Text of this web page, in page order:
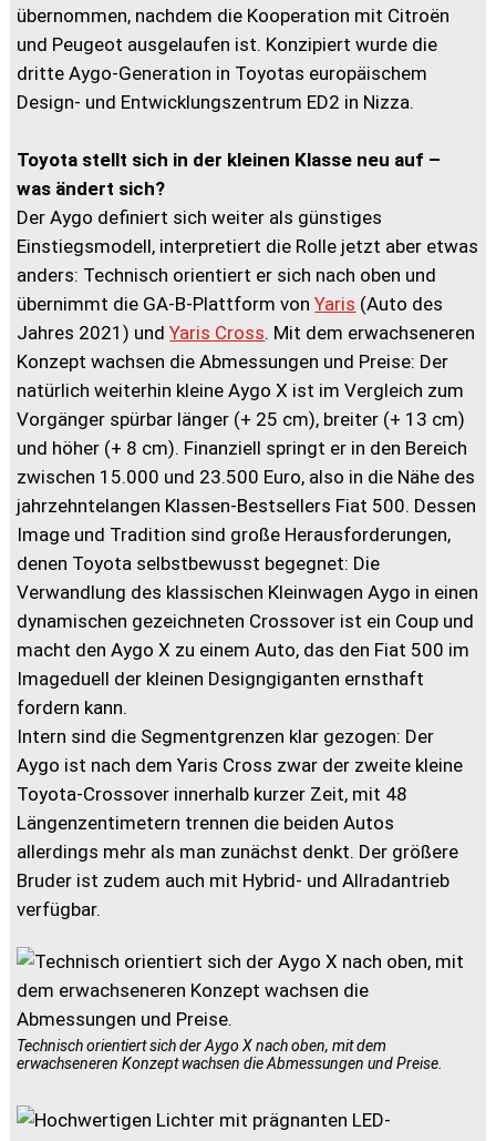
übernommen, nachdem die Kooperation mit Citroën
und Peugeot ausgelaufen ist. Konzipiert wurde die
dritte Aygo-Generation in Toyotas europäischem
Design- und Entwicklungszentrum ED2 in Nizza.
Toyota stellt sich in der kleinen Klasse neu auf –
was ändert sich?
Der Aygo definiert sich weiter als günstiges
Einstiegsmodell, interpretiert die Rolle jetzt aber etwas
anders: Technisch orientiert er sich nach oben und
übernimmt die GA-B-Plattform vonYaris (Auto des
Jahres 2021) undYaris Cross. Mit dem erwachseneren
Konzept wachsen die Abmessungen und Preise: Der
natürlich weiterhin kleine Aygo X ist im Vergleich zum
Vorgänger spürbar länger (+ 25 cm), breiter (+ 13 cm)
und höher (+ 8 cm). Finanziell springt er in den Bereich
zwischen 15.000 und 23.500 Euro, also in die Nähe des
jahrzehntelangen Klassen-Bestsellers Fiat 500. Dessen
Image und Tradition sind große Herausforderungen,
denen Toyota selbstbewusst begegnet: Die
Verwandlung des klassischen Kleinwagen Aygo in einen
dynamischen gezeichneten Crossover ist ein Coup und
macht den Aygo X zu einem Auto, das den Fiat 500 im
Imageduell der kleinen Designgiganten ernsthaft
fordern kann.
Intern sind die Segmentgrenzen klar gezogen: Der
Aygo ist nach dem Yaris Cross zwar der zweite kleine
Toyota-Crossover innerhalb kurzer Zeit, mit 48
Längenzentimetern trennen die beiden Autos
allerdings mehr als man zunächst denkt. Der größere
Bruder ist zudem auch mit Hybrid- und Allradantrieb
verfügbar.
Technisch orientiert sich der Aygo X nach oben, mit dem
erwachseneren Konzept wachsen die Abmessungen und Preise.